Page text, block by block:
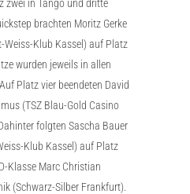
zwei in Tango und dritte
brachten Moritz Gerke
Weiss-Klub Kassel) auf Platz
wurden jeweils in allen
Platz vier beendeten David
(TSZ Blau-Gold Casino
folgten Sascha Bauer
Klub Kassel) auf Platz
Klasse Marc Christian
(Schwarz-Silber Frankfurt).